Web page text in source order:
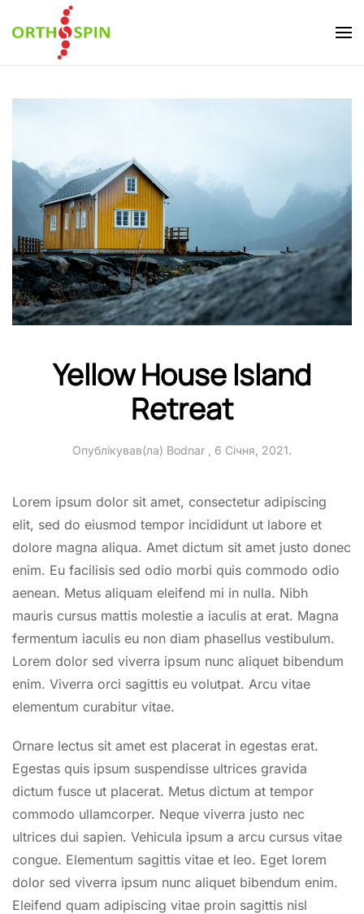
Skip to main content
Yellow House Island
Retreat
Опублікував(ла) Bodnar 6 Січня, 2021.
Lorem ipsum dolor sit amet, consectetur adipiscing
elit, sed do eiusmod tempor incididunt ut labore et
dolore magna aliqua. Amet dictum sit amet justo donec
enim. Eu facilisis sed odio morbi quis commodo odio
aenean. Metus aliquam eleifend mi in nulla. Nibh
mauris cursus mattis molestie a iaculis at erat. Magna
fermentum iaculis eu non diam phasellus vestibulum.
Lorem dolor sed viverra ipsum nunc aliquet bibendum
enim. Viverra orci sagittis eu volutpat. Arcu vitae
elementum curabitur vitae.
Ornare lectus sit amet est placerat in egestas erat.
Egestas quis ipsum suspendisse ultrices gravida
dictum fusce ut placerat. Metus dictum at tempor
commodo ullamcorper. Neque viverra justo nec
ultrices dui sapien. Vehicula ipsum a arcu cursus vitae
congue. Elementum sagittis vitae et leo. Eget lorem
dolor sed viverra ipsum nunc aliquet bibendum enim.
Eleifend quam adipiscing vitae proin sagittis nisl